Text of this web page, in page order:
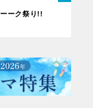
ーク祭り!!